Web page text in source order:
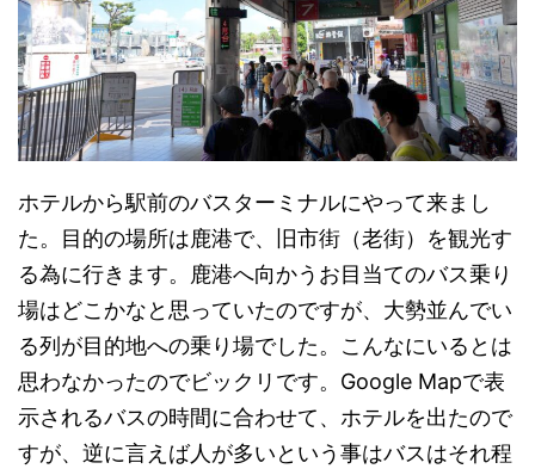
ホテルから駅前のバスターミナルにやって来まし
た。目的の場所は鹿港で、旧市街（老街）を観光す
る為に行きます。鹿港へ向かうお目当てのバス乗り
場はどこかなと思っていたのですが、大勢並んでい
る列が目的地への乗り場でした。こんなにいるとは
思わなかったのでビックリです。Google Mapで表
示されるバスの時間に合わせて、ホテルを出たので
すが、逆に言えば人が多いという事はバスはそれ程